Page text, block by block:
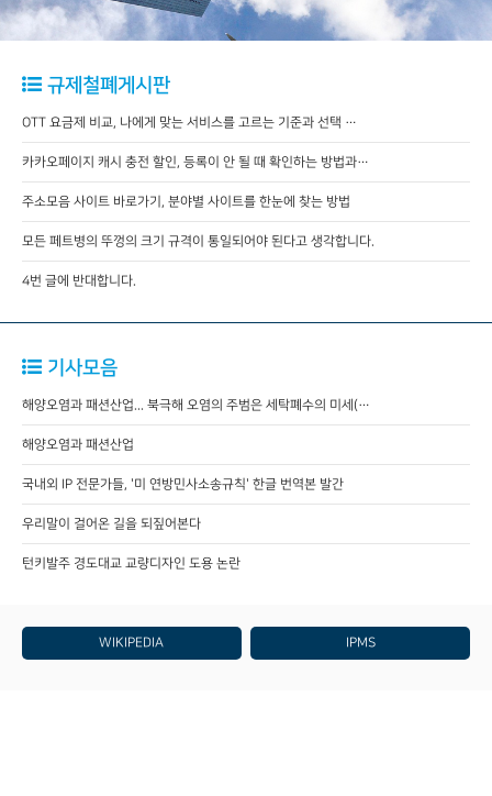
규제철폐게시판
OTT 요금제 비교, 나에게 맞는 서비스를 고르는 기준과 선택 …
카카오페이지 캐시 충전 할인, 등록이 안 될 때 확인하는 방법과…
주소모음 사이트 바로가기, 분야별 사이트를 한눈에 찾는 방법
모든 페트병의 뚜껑의 크기 규격이 통일되어야 된다고 생각합니다.
4번 글에 반대합니다.
기사모음
해양오염과 패션산업... 북극해 오염의 주범은 세탁폐수의 미세(…
해양오염과 패션산업
국내외 IP 전문가들, '미 연방민사소송규칙' 한글 번역본 발간
우리말이 걸어온 길을 되짚어본다
턴키발주 경도대교 교량디자인 도용 논란
WIKIPEDIA IPMS